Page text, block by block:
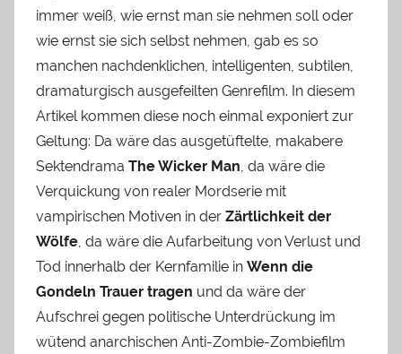
immer weiß, wie ernst man sie nehmen soll oder
wie ernst sie sich selbst nehmen, gab es so
manchen nachdenklichen, intelligenten, subtilen,
dramaturgisch ausgefeilten Genrefilm. In diesem
Artikel kommen diese noch einmal exponiert zur
Geltung: Da wäre das ausgetüftelte, makabere
Sektendrama The Wicker Man, da wäre die
Verquickung von realer Mordserie mit
vampirischen Motiven in der Zärtlichkeit der
Wölfe, da wäre die Aufarbeitung von Verlust und
Tod innerhalb der Kernfamilie in Wenn die
Gondeln Trauer tragen und da wäre der
Aufschrei gegen politische Unterdrückung im
wütend anarchischen Anti-Zombie-Zombiefilm